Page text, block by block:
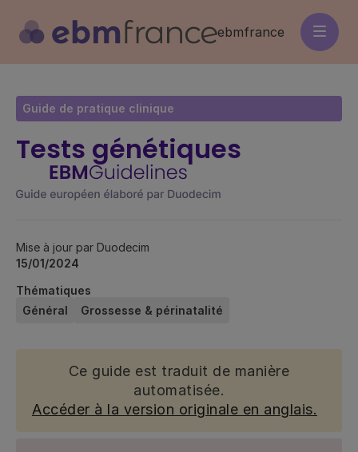
contenu
principal
ebmfrance
Guide de pratique clinique
Tests génétiques
Mise à jour par Duodecim
15/01/2024
Thématiques
Général
Grossesse & périnatalité
Ce guide est traduit de manière
automatisée.
Accéder à la version originale en anglais.